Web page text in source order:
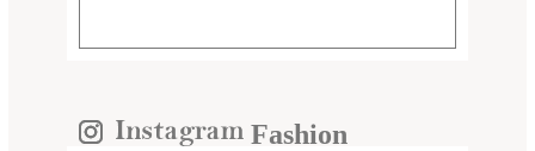
Fashion